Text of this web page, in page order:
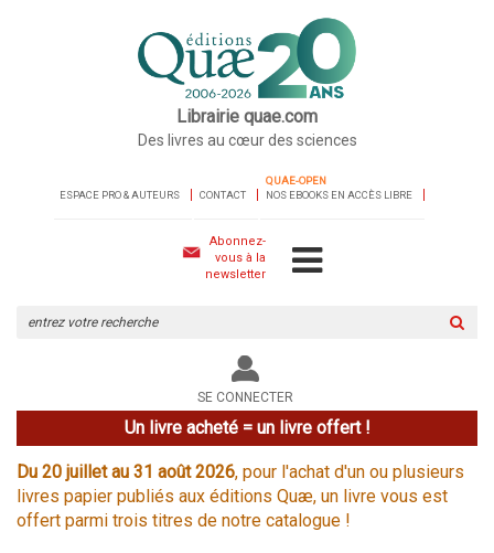
Librairie quae.com
Des livres au cœur des sciences
ESPACE PRO & AUTEURS CONTACT
QUAE-OPEN
NOS EBOOKS EN ACCÈS LIBRE
Abonnez-
vous à la
newsletter
le
site
SE CONNECTER
Un livre acheté = un livre offert !
Du 20 juillet au 31 août 2026, pour l'achat d'un ou plusieurs
livres papier publiés aux éditions Quæ, un livre vous est
offert parmi trois titres de notre catalogue !